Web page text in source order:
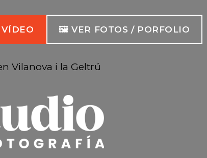
VÍDEO 🖼️ VER FOTOS / PORFOLIO
Vilanova i la Geltrú